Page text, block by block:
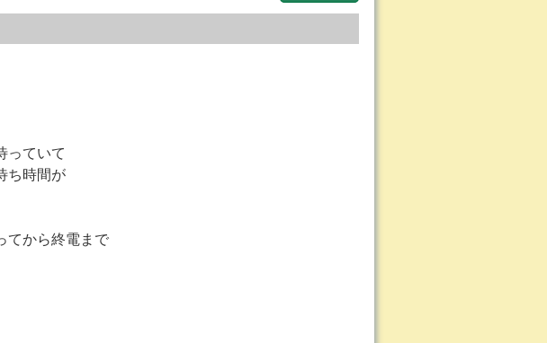
っていて
ち時間が
てから終電まで